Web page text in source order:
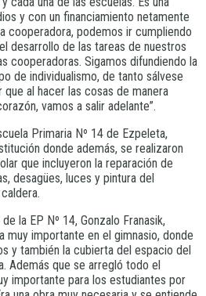
y con un financiamiento netamente
cooperadora, podemos ir cumpliendo
desarrollo de las tareas de nuestros
cooperadoras. Sigamos difundiendo la
de individualismo, de tanto sálvese
al hacer las cosas de manera
vamos a salir adelante”.
Primaria Nº 14 de Ezpeleta,
donde además, se realizaron
que incluyeron la reparación de
desagües, luces y pintura del
la EP Nº 14, Gonzalo Franasik,
muy importante en el gimnasio, donde
y también la cubierta del espacio del
Además que se arregló todo el
importante para los estudiantes por